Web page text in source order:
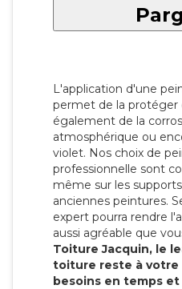
L'application d'une
permet de la protéger
également de la
atmosphérique ou
violet. Nos choix de
professionnelle sont
même sur les
anciennes peintures.
expert pourra rendre
aussi agréable que
Toiture Jacquin, le
toiture reste à votre
besoins en temps